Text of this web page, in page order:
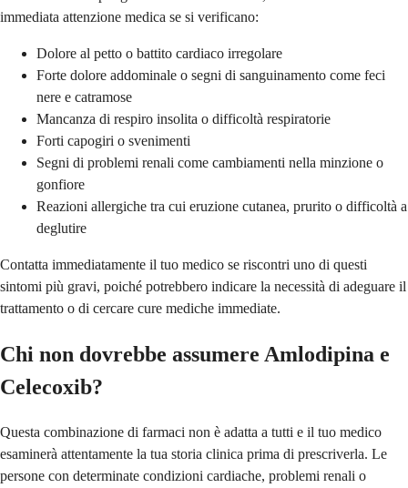
immediata attenzione medica se si verificano:
Dolore al petto o battito cardiaco irregolare
Forte dolore addominale o segni di sanguinamento come feci
nere e catramose
Mancanza di respiro insolita o difficoltà respiratorie
Forti capogiri o svenimenti
Segni di problemi renali come cambiamenti nella minzione o
gonfiore
Reazioni allergiche tra cui eruzione cutanea, prurito o difficoltà a
deglutire
Contatta immediatamente il tuo medico se riscontri uno di questi
sintomi più gravi, poiché potrebbero indicare la necessità di adeguare il
trattamento o di cercare cure mediche immediate.
Chi non dovrebbe assumere Amlodipina e
Celecoxib?
Questa combinazione di farmaci non è adatta a tutti e il tuo medico
esaminerà attentamente la tua storia clinica prima di prescriverla. Le
persone con determinate condizioni cardiache, problemi renali o